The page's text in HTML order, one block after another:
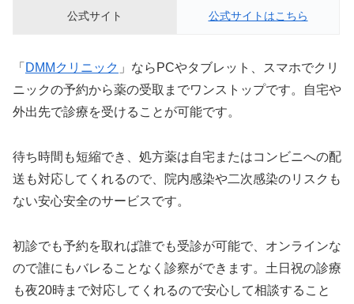
公式サイト 公式サイトはこちら
「 DMMクリニック 」ならPCやタブレット、スマホでクリ
ニックの予約から薬の受取までワンストップです。自宅や
外出先で診療を受けることが可能です。
待ち時間も短縮でき、処方薬は自宅またはコンビニへの配
送も対応してくれるので、院内感染や二次感染のリスクも
ない安心安全のサービスです。
初診でも予約を取れば誰でも受診が可能で、オンラインな
ので誰にもバレることなく診察ができます。土日祝の診療
も夜20時まで対応してくれるので安心して相談すること